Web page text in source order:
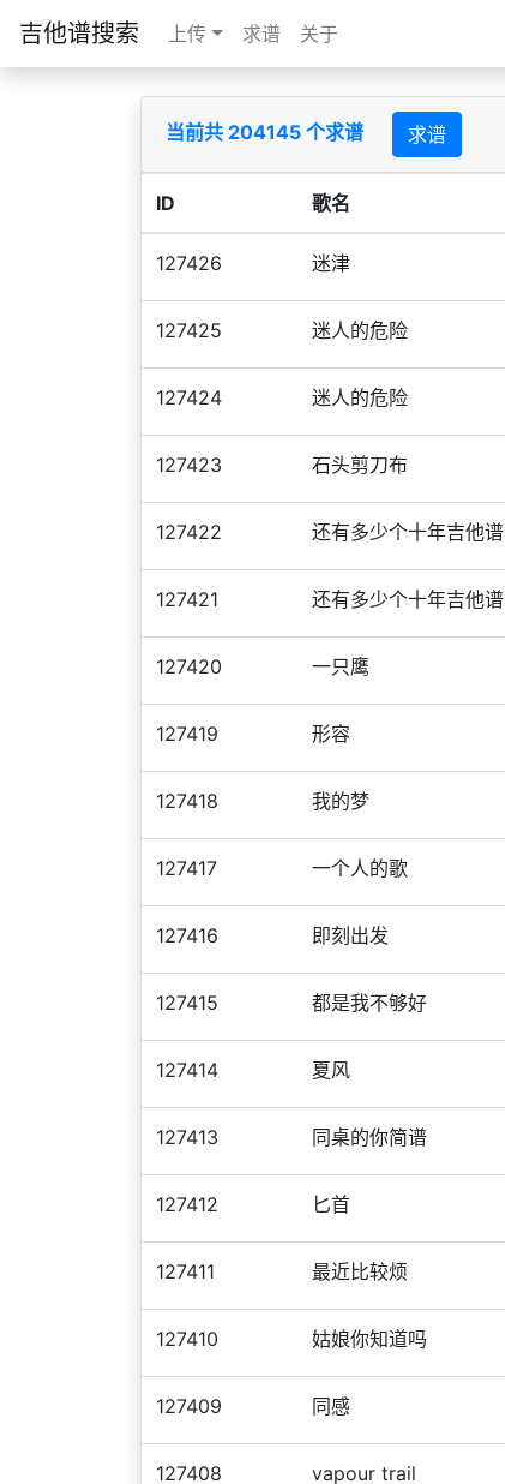
吉他谱搜索 上传 求谱 关于
当前共 204145 个求谱 求谱
ID 歌名
127426 迷津
127425 迷人的危险
127424 迷人的危险
127423 石头剪刀布
127422 还有多少个十年吉他谱
127421 还有多少个十年吉他谱
127420 一只鹰
127419 形容
127418 我的梦
127417 一个人的歌
127416 即刻出发
127415 都是我不够好
127414 夏风
127413 同桌的你简谱
127412 匕首
127411 最近比较烦
127410 姑娘你知道吗
127409 同感
127408 vapour trail